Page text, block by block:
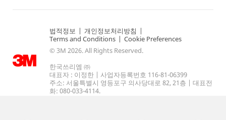
법적정보 | 개인정보처리방침 |
Terms and Conditions | Cookie Preferences
© 3M 2026. All Rights Reserved.
한국쓰리엠 ㈜
대표자 : 이정한 | 사업자등록번호 116-81-06399
주소: 서울특별시 영등포구 의사당대로 82, 21층 | 대표전
화: 080-033-4114.